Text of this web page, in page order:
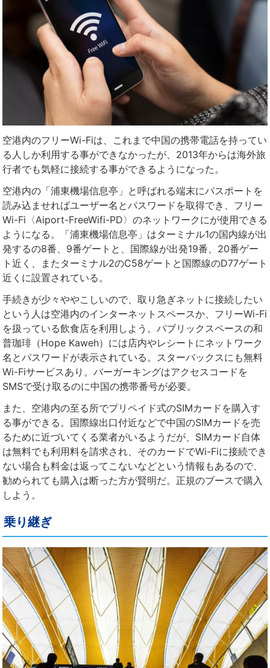
空港内のフリーWi-Fiは、これまで中国の携帯電話を持ってい
る人しか利用する事ができなかったが、2013年からは海外旅
行者でも気軽に接続する事ができるようになった。
空港内の「浦東機場信息亭」と呼ばれる端末にパスポートを
読み込ませればユーザー名とパスワードを取得でき、フリー
Wi-Fi〈Aiport-FreeWifi-PD〉のネットワークにが使用できる
ようになる。「浦東機場信息亭」はターミナル1の国内線が出
発するの8番、9番ゲートと、国際線が出発19番、20番ゲー
ト近く、またターミナル2のC58ゲートと国際線のD77ゲート
近くに設置されている。
手続きが少々ややこしいので、取り急ぎネットに接続したい
という人は空港内のインターネットスペースか、フリーWi-Fi
を扱っている飲食店を利用しよう。パブリックスペースの和
普珈琲（Hope Kaweh）には店内やレシートにネットワーク
名とパスワードが表示されている。スターバックスにも無料
Wi-Fiサービスあり。バーガーキングはアクセスコードを
SMSで受け取るのに中国の携帯番号が必要。
また、空港内の至る所でプリペイド式のSIMカードを購入す
る事ができる。国際線出口付近などで中国のSIMカードを売
るために近づいてくる業者がいるようだが、SIMカード自体
は無料でも利用料を請求され、そのカードでWi-Fiに接続でき
ない場合も料金は返ってこないなどという情報もあるので、
勧められても購入は断った方が賢明だ。正規のブースで購入
しよう。
乗り継ぎ